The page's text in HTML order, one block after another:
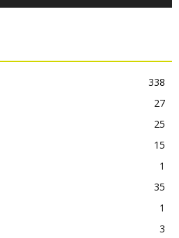
338
27
25
15
1
35
1
3